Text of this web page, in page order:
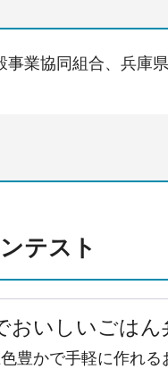
事業協同組合、兵庫県
テスト
いしいごはん
豊かで手軽に作れる